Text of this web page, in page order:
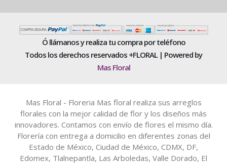
Ó llámanos y realiza tu compra por teléfono
Todos los derechos reservados +FLORAL | Powered by
Mas Floral
Mas Floral - Floreria Mas floral realiza sus arreglos
florales con la mejor calidad de flor y los diseños más
innovadores. Contamos con envío de flores el mismo día.
Florería con entrega a domicilio en diferentes zonas del
Estado de México, Ciudad de México, CDMX, DF,
Edomex, Tlalnepantla, Las Arboledas, Valle Dorado, El